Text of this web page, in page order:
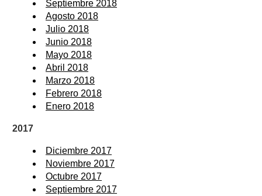
Septiembre 2018
Agosto 2018
Julio 2018
Junio 2018
Mayo 2018
Abril 2018
Marzo 2018
Febrero 2018
Enero 2018
2017
Diciembre 2017
Noviembre 2017
Octubre 2017
Septiembre 2017